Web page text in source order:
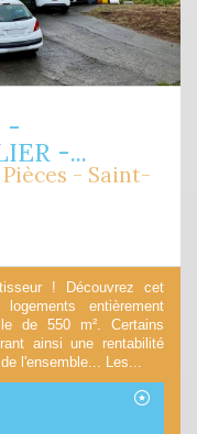
-
-...
- Saint-
! Découvrez cet
entièrement
de 550 m². Certains
ainsi une rentabilité
l'ensemble... Les...